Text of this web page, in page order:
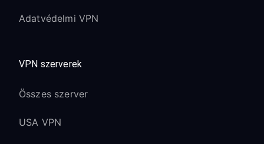
Adatvédelmi VPN
VPN szerverek
Összes szerver
USA VPN